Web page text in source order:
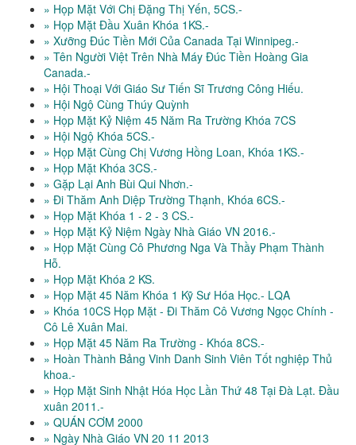
» Họp Mặt Với Chị Đặng Thị Yến, 5CS.-
» Họp Mặt Đầu Xuân Khóa 1KS.-
» Xưỡng Đúc Tiền Mới Của Canada Tại Winnipeg.-
» Tên Người Việt Trên Nhà Máy Đúc Tiền Hoàng Gia
Canada.-
» Hội Thoại Với Giáo Sư Tiến Sĩ Trương Công Hiếu.
» Hội Ngộ Cùng Thúy Quỳnh
» Họp Mặt Kỷ Niệm 45 Năm Ra Trường Khóa 7CS
» Hội Ngộ Khóa 5CS.-
» Họp Mặt Cùng Chị Vương Hồng Loan, Khóa 1KS.-
» Họp Mặt Khóa 3CS.-
» Gặp Lại Anh Bùi Qui Nhơn.-
» Đi Thăm Anh Diệp Trường Thạnh, Khóa 6CS.-
» Họp Mặt Khóa 1 - 2 - 3 CS.-
» Họp Mặt Kỷ Niệm Ngày Nhà Giáo VN 2016.-
» Họp Mặt Cùng Cô Phương Nga Và Thầy Phạm Thành
Hỗ.
» Họp Mặt Khóa 2 KS.
» Họp Mặt 45 Năm Khóa 1 Kỹ Sư Hóa Học.- LQA
» Khóa 10CS Họp Mặt - Đi Thăm Cô Vương Ngọc Chính -
Cô Lê Xuân Mai.
» Họp Mặt 45 Năm Ra Trường - Khóa 8CS.-
» Hoàn Thành Bảng Vinh Danh Sinh Viên Tốt nghiệp Thủ
khoa.-
» Họp Mặt Sinh Nhật Hóa Học Lần Thứ 48 Tại Đà Lạt. Đầu
xuân 2011.-
» QUÁN CƠM 2000
» Ngày Nhà Giáo VN 20 11 2013